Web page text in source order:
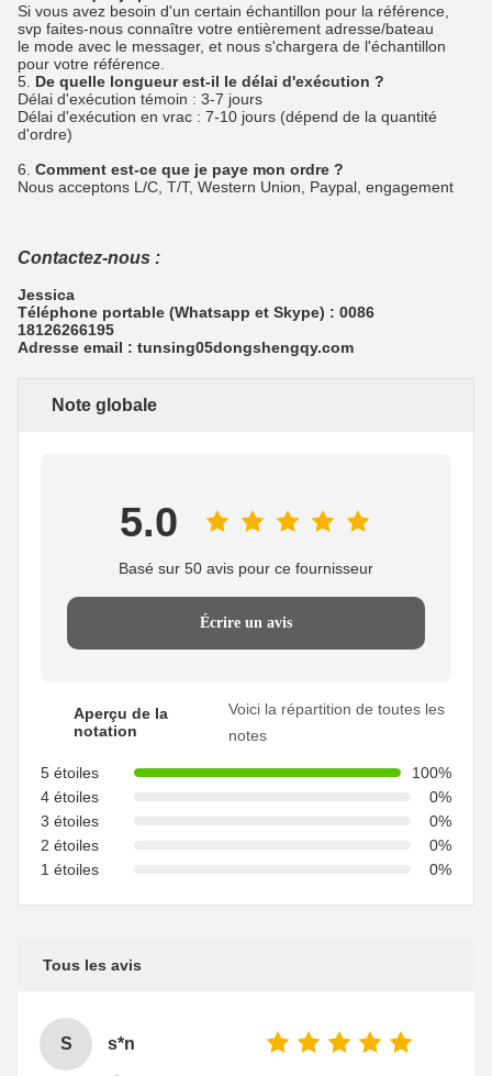
Si vous avez besoin d'un certain échantillon pour la référence,
svp faites-nous connaître votre entièrement adresse/bateau
le mode avec le messager, et nous s'chargera de l'échantillon
pour votre référence.
5. De quelle longueur est-il le délai d'exécution ?
Délai d'exécution témoin : 3-7 jours
Délai d'exécution en vrac : 7-10 jours (dépend de la quantité
d'ordre)
6. Comment est-ce que je paye mon ordre ?
Nous acceptons L/C, T/T, Western Union, Paypal, engagement
Contactez-nous :
Jessica
Téléphone portable (Whatsapp et Skype) : 0086
18126266195
Adresse email : tunsing05dongshengqy.com
Note globale
5.0
Basé sur 50 avis pour ce fournisseur
Écrire un avis
Aperçu de la
notation
Voici la répartition de toutes les
notes
5 étoiles
100%
4 étoiles
0%
3 étoiles
0%
2 étoiles
0%
1 étoiles
0%
Tous les avis
S s*n